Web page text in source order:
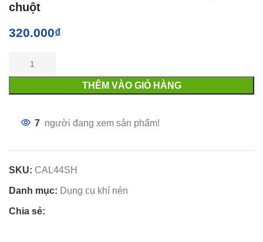
chuột
320.000₫
THÊM VÀO GIỎ HÀNG
7 người đang xem sản phẩm!
SKU: CAL44SH
Danh mục: Dụng cụ khí nén
Chia sẻ: